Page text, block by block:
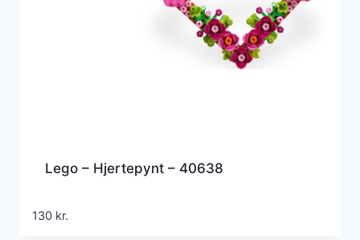
Lego – Hjertepynt – 40638
130 kr.